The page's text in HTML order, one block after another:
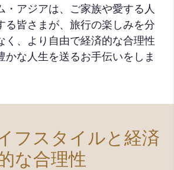
・アジアは、ご家族や愛する人
る皆さまが、旅行の楽しみを分
く、より自由で経済的な合理性
かな人生を送るお手伝いをしま
フスタイルと経済
な合理性